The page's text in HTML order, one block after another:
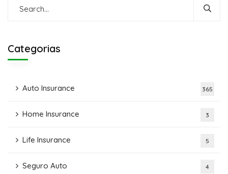
Categorias
Auto Insurance 365
Home Insurance 3
Life Insurance 5
Seguro Auto 4